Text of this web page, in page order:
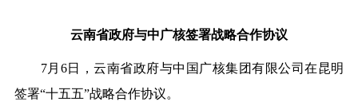
云南省政府与中广核签署战略合作协议
7月6日，云南省政府与中国广核集团有限公司在昆明
签署“十五五”战略合作协议。